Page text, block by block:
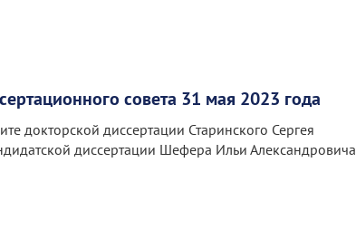
совета 31 мая 2023 года
докторской диссертации Старинского Сергея
диссертации Шефера Ильи Александровича